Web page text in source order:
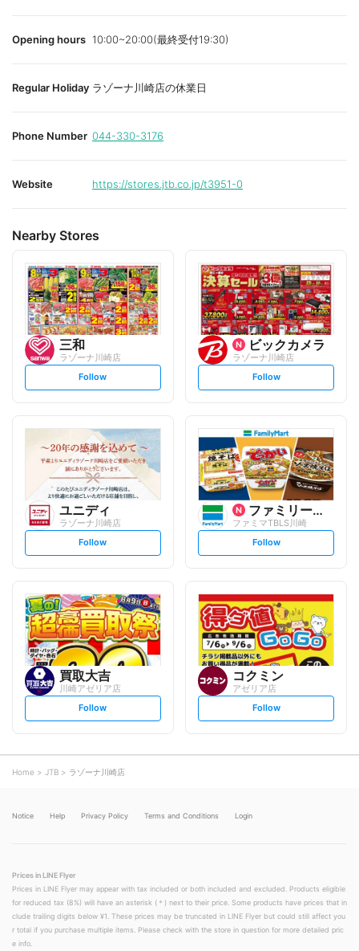
Opening hours 10:00~20:00(最終受付19:30)
Regular Holiday ラゾーナ川崎店の休業日
Phone Number 044-330-3176
Website https://stores.jtb.co.jp/t3951-0
Nearby Stores
三和
ラゾーナ川崎店
s
t
l
w
Follow
ビックカメラ
ラゾーナ川崎店
s
t
l
o
w
Follow
ユニディ
ラゾーナ川崎店
s
t
l
o
w
Follow
ファミリーマート
ファミマTBLS川崎
s
t
l
o
w
Follow
買取大吉
川崎アゼリア店
s
t
o
w
Follow
コクミン
アゼリア店
s
t
Follow
Home JTB ラゾーナ川崎店
Notice Help Privacy Policy Terms and Conditions Login
Prices in LINE Flyer
Prices in LINE Flyer may appear with tax included or both included and excluded. Products eligible
for reduced tax (8%) will have an asterisk (＊) next to their price. Some products have prices that in
clude trailing digits below ¥1. These prices may be truncated in LINE Flyer but could still affect you
r total if you purchase multiple items. Please check with the store in question for more detailed pric
e info.